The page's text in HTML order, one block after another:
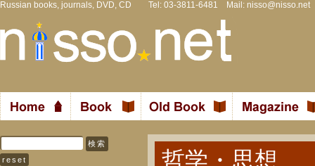
Russian books, journals, DVD, CD Tel: 03-3811-6481 Mail: nisso@nisso.net
哲学・思想